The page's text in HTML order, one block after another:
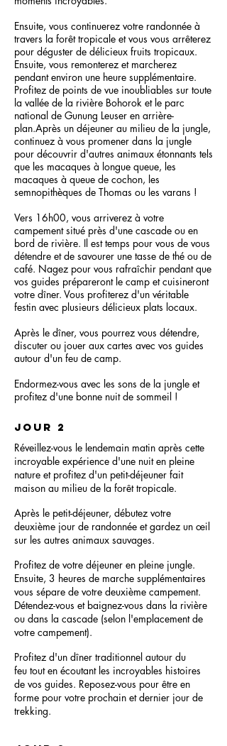
Ensuite, vous continuerez votre randonnée à
travers la forêt tropicale et vous vous arrêterez
pour déguster de délicieux fruits tropicaux.
Ensuite, vous remonterez et marcherez
pendant environ une heure supplémentaire.
Profitez de points de vue inoubliables sur toute
la vallée de la rivière Bohorok et le parc
national de Gunung Leuser en arrière-
plan.Après un déjeuner au milieu de la jungle,
continuez à vous promener dans la jungle
pour découvrir d'autres animaux étonnants tels
que les macaques à longue queue, les
macaques à queue de cochon, les
semnopithèques de Thomas ou les varans !
Vers 16h00, vous arriverez à votre
campement situé près d'une cascade ou en
bord de rivière. Il est temps pour vous de vous
détendre et de savourer une tasse de thé ou de
café. Nagez pour vous rafraîchir pendant que
vos guides prépareront le camp et cuisineront
votre dîner. Vous profiterez d'un véritable
festin avec plusieurs délicieux plats locaux.
Après le dîner, vous pourrez vous détendre,
discuter ou jouer aux cartes avec vos guides
autour d'un feu de camp.
Endormez-vous avec les sons de la jungle et
profitez d'une bonne nuit de sommeil !
jour 2
Réveillez-vous le lendemain matin après cette
incroyable expérience d'une nuit en pleine
nature et profitez d'un petit-déjeuner fait
maison au milieu de la forêt tropicale.
Après le petit-déjeuner, débutez votre
deuxième jour de randonnée et gardez un œil
sur les autres animaux sauvages.
Profitez de votre déjeuner en pleine jungle.
Ensuite, 3 heures de marche supplémentaires
vous sépare de votre deuxième campement.
Détendez-vous et baignez-vous dans la rivière
ou dans la cascade (selon l'emplacement de
votre campement).
Profitez d'un dîner traditionnel autour du
feu tout en écoutant les incroyables histoires
de vos guides. Reposez-vous pour être en
forme pour votre prochain et dernier jour de
trekking.